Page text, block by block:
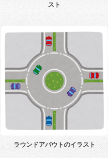
スト
ラウンドアバウトのイラスト